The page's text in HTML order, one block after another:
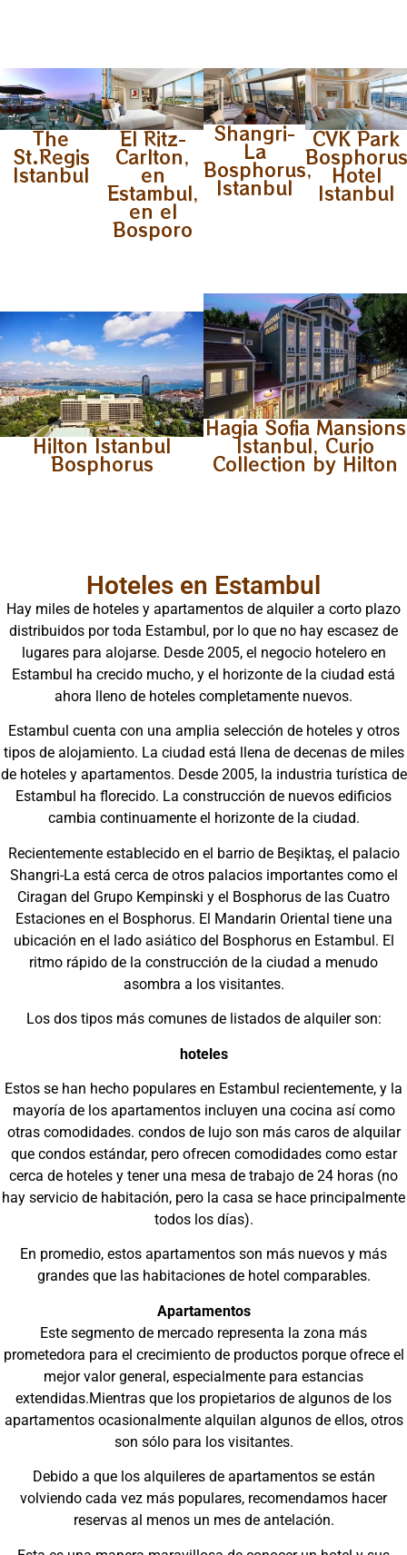
The
St.Regis
Istanbul
El Ritz-
Carlton,
en
Estambul,
en el
Bosporo
Shangri-
La
Bosphorus,
Istanbul
CVK Park
Bosphorus
Hotel
Istanbul
Hilton Istanbul
Bosphorus
Hagia Sofia Mansions
Istanbul, Curio
Collection by Hilton
Hoteles en Estambul
Hay miles de hoteles y apartamentos de alquiler a corto plazo
distribuidos por toda Estambul, por lo que no hay escasez de
lugares para alojarse. Desde 2005, el negocio hotelero en
Estambul ha crecido mucho, y el horizonte de la ciudad está
ahora lleno de hoteles completamente nuevos.
Estambul cuenta con una amplia selección de hoteles y otros
tipos de alojamiento. La ciudad está llena de decenas de miles
de hoteles y apartamentos. Desde 2005, la industria turística de
Estambul ha florecido. La construcción de nuevos edificios
cambia continuamente el horizonte de la ciudad.
Recientemente establecido en el barrio de Beşiktaş, el palacio
Shangri-La está cerca de otros palacios importantes como el
Ciragan del Grupo Kempinski y el Bosphorus de las Cuatro
Estaciones en el Bosphorus. El Mandarin Oriental tiene una
ubicación en el lado asiático del Bosphorus en Estambul. El
ritmo rápido de la construcción de la ciudad a menudo
asombra a los visitantes.
Los dos tipos más comunes de listados de alquiler son:
hoteles
Estos se han hecho populares en Estambul recientemente, y la
mayoría de los apartamentos incluyen una cocina así como
otras comodidades. condos de lujo son más caros de alquilar
que condos estándar, pero ofrecen comodidades como estar
cerca de hoteles y tener una mesa de trabajo de 24 horas (no
hay servicio de habitación, pero la casa se hace principalmente
todos los días).
En promedio, estos apartamentos son más nuevos y más
grandes que las habitaciones de hotel comparables.
Apartamentos
Este segmento de mercado representa la zona más
prometedora para el crecimiento de productos porque ofrece el
mejor valor general, especialmente para estancias
extendidas.Mientras que los propietarios de algunos de los
apartamentos ocasionalmente alquilan algunos de ellos, otros
son sólo para los visitantes.
Debido a que los alquileres de apartamentos se están
volviendo cada vez más populares, recomendamos hacer
reservas al menos un mes de antelación.